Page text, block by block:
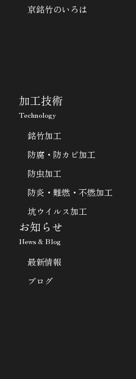
京銘竹のいろは
加工技術
Technology
銘竹加工
防腐・防カビ加工
防虫加工
防炎・難燃・不燃加工
坑ウイルス加工
お知らせ
News & Blog
最新情報
ブログ